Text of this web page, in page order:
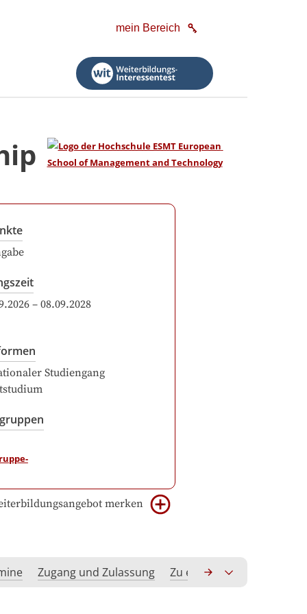
mein Bereich
– 08.09.2028
Studiengang
merken
Zugang und Zulassung Zu erwerbende